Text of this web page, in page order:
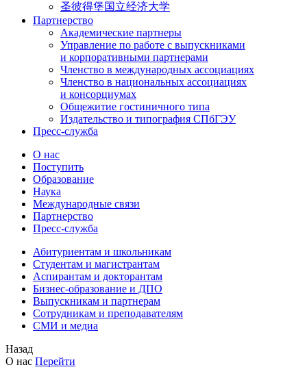
圣彼得堡国立经济大学
Партнерство
Академические партнеры
Управление по работе с выпускниками
и корпоративными партнерами
Членство в международных ассоциациях
Членство в национальных ассоциациях
и консорциумах
Общежитие гостиничного типа
Издательство и типография СПбГЭУ
Пресс-служба
О нас
Поступить
Образование
Наука
Международные связи
Партнерство
Пресс-служба
Абитуриентам и школьникам
Студентам и магистрантам
Аспирантам и докторантам
Бизнес-образование и ДПО
Выпускникам и партнерам
Сотрудникам и преподавателям
СМИ и медиа
Назад
О нас Перейти